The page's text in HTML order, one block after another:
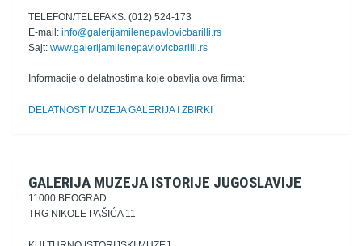
TELEFON/TELEFAKS: (012) 524-173
E-mail: info@galerijamilenepavlovicbarilli.rs
Sajt: www.galerijamilenepavlovicbarilli.rs
Informacije o delatnostima koje obavlja ova firma:
DELATNOST MUZEJA GALERIJA I ZBIRKI
GALERIJA MUZEJA ISTORIJE JUGOSLAVIJE
11000 BEOGRAD
TRG NIKOLE PAŠIĆA 11